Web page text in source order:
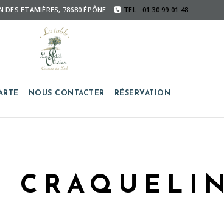
DES ETAMIÈRES, 78680 ÉPÔNE TEL : 01.30.99.01.48
NOUS CONTACTER RÉSERVATION
CRAQUELIN